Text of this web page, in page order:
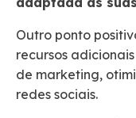
Outro ponto
recursos
de marketing,
redes sociais.